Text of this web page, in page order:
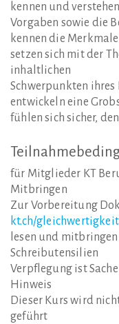
kennen und
Vorgaben sowie die
kennen die
setzen sich mit der
inhaltlichen
Schwerpunkten ihres
entwickeln eine
fühlen sich sicher,
für Mitglieder KT
Mitbringen
Zur Vorbereitung
kt.ch/
lesen und mitbringen
Schreibutensilien
Verpflegung ist
Hinweis
Dieser Kurs wird
geführt